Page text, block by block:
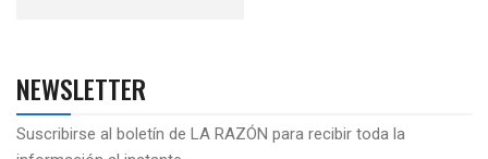
NEWSLETTER
Suscribirse al boletín de LA RAZÓN para recibir toda la